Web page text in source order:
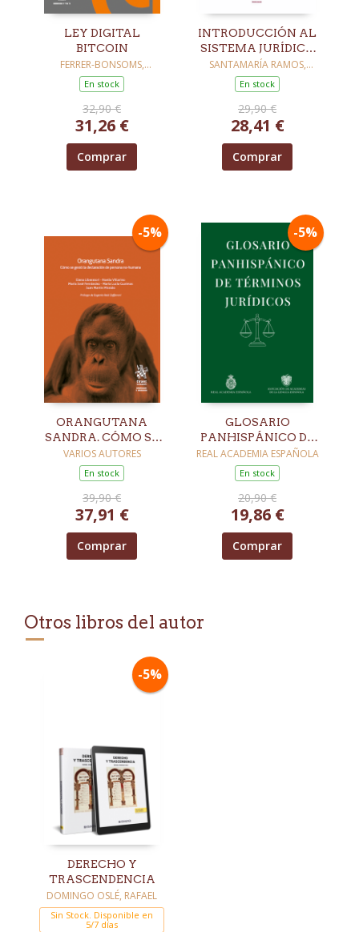
LEY DIGITAL
BITCOIN
FERRER-BONSOMS,
IGNACIO
En stock
32,90 €
31,26 €
Comprar
INTRODUCCIÓN AL
SISTEMA JURÍDICO
ESPAÑOL. 2ª
EDICIÓN
SANTAMARÍA RAMOS,
FRANCISCO JOSÉ
En stock
29,90 €
28,41 €
Comprar
-5%
ORANGUTANA
SANDRA. CÓMO SE
GESTÓ LA
DECLARACIÓN DE
PERSONA NO-
HUMANA
VARIOS AUTORES
En stock
39,90 €
37,91 €
Comprar
-5%
GLOSARIO
PANHISPÁNICO DE
TÉRMINOS
JURÍDICOS
REAL ACADEMIA ESPAÑOLA
En stock
20,90 €
19,86 €
Comprar
Otros libros del autor
-5%
DERECHO Y
TRASCENDENCIA
DOMINGO OSLÉ, RAFAEL
Sin Stock. Disponible en
5/7 días